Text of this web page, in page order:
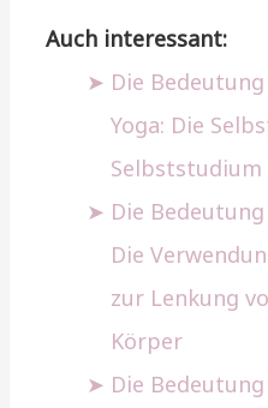
Auch interessant:
Die
Yoga: Die
Selbststudium
Die
Die
zur Lenkung
Körper
Die